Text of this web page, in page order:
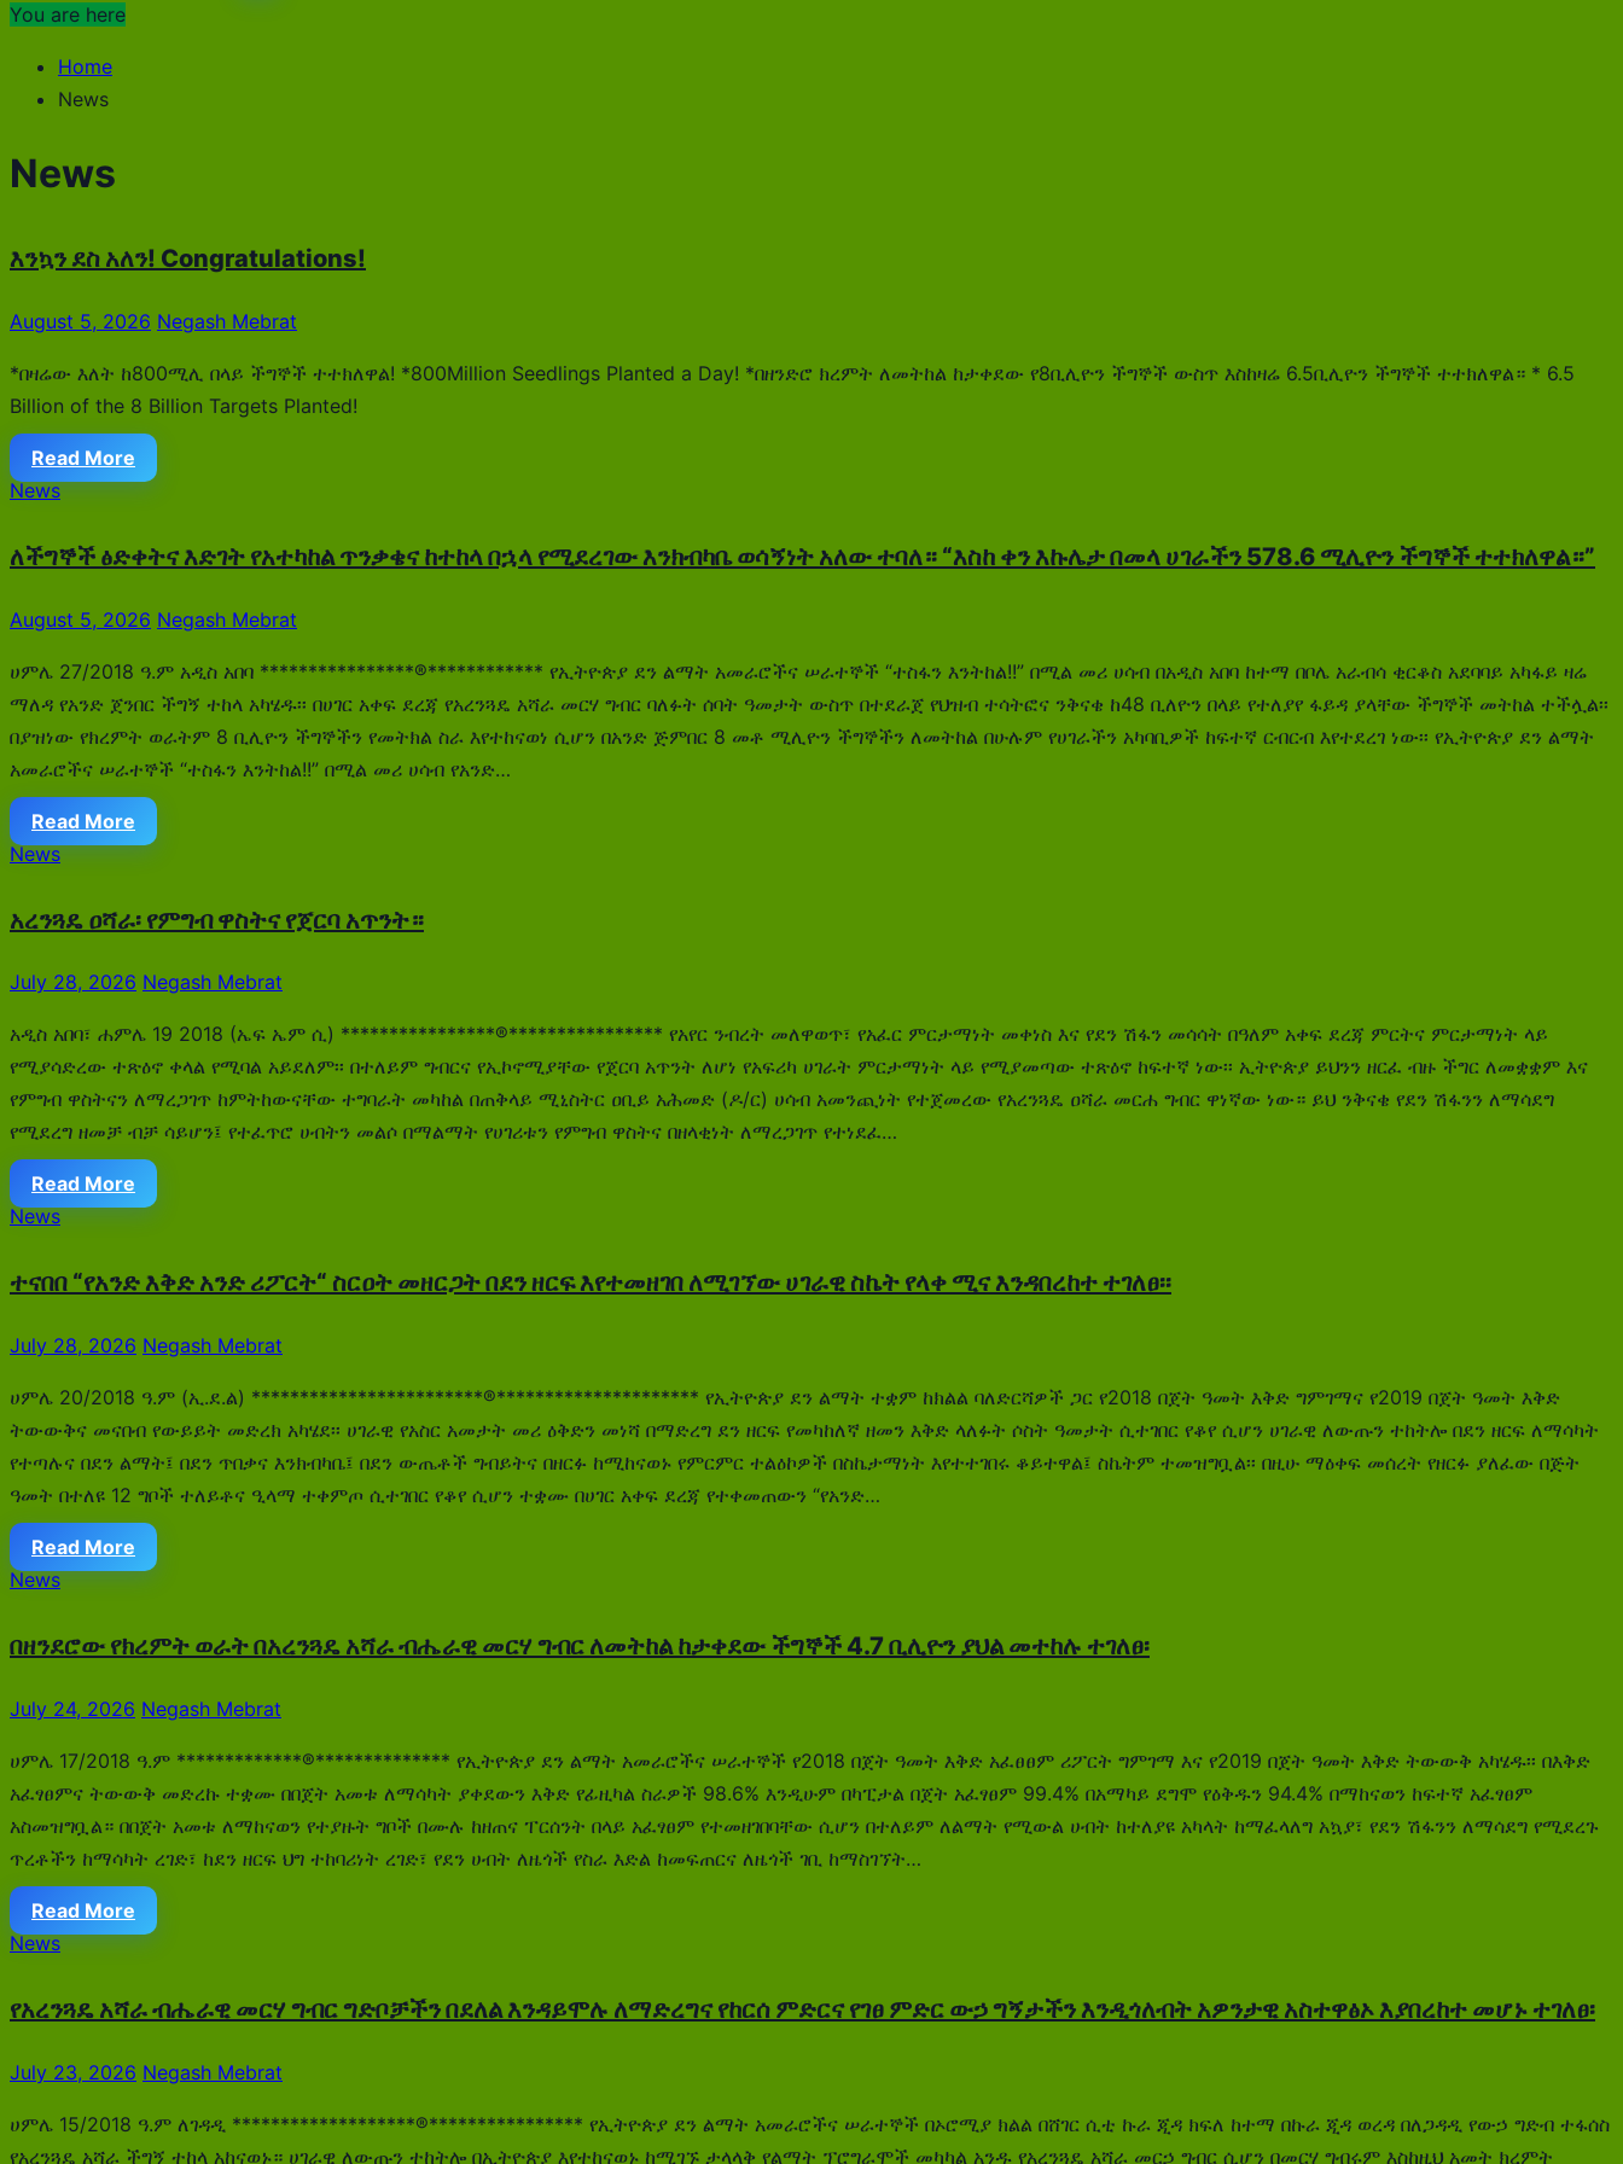
You are here
Home
News
News
እንኳን ደስ አለን! Congratulations!
August 5, 2026 Negash Mebrat
*በዛሬው እለት ከ800ሚሊ በላይ ችግኞች ተተክለዋል! *800Million Seedlings Planted a Day! *በዘንድሮ ክረምት ለመትከል ከታቀደው የ8ቢሊዮን ችግኞች ውስጥ እስከዛሬ 6.5ቢሊዮን ችግኞች ተተክለዋል። * 6.5
Billion of the 8 Billion Targets Planted!
Read More
News
ለችግኞች ፅድቀትና እድገት የአተካከል ጥንቃቄና ከተከላ በኋላ የሚደረገው እንክብካቤ ወሳኝነት አለው ተባለ። “እስከ ቀን እኩሌታ በመላ ሀገራችን 578.6 ሚሊዮን ችግኞች ተተክለዋል።”
August 5, 2026 Negash Mebrat
ሀምሌ 27/2018 ዓ.ም አዲስ አበባ ****************®************ የኢትዮጵያ ደን ልማት አመራሮችና ሠራተኞች “ተስፋን እንትከል!!” በሚል መሪ ሀሳብ በአዲስ አበባ ከተማ በቦሌ አራብሳ ቂርቆስ አደባባይ አካፋይ ዛሬ
ማለዳ የአንድ ጀንበር ችግኝ ተከላ አካሄዱ፡፡ በሀገር አቀፍ ደረጃ የአረንጓዴ አሻራ መርሃ ግብር ባለፉት ሰባት ዓመታት ውስጥ በተደራጀ የህዝብ ተሳትፎና ንቅናቄ ከ48 ቢለዮን በላይ የተለያየ ፋይዳ ያላቸው ችግኞች መትከል ተችሏል፡፡
በያዝነው የክረምት ወራትም 8 ቢሊዮን ችግኞችን የመትክል ስራ እየተከናወነ ሲሆን በአንድ ጅምበር 8 መቶ ሚሊዮን ችግኞችን ለመትከል በሁሉም የሀገራችን አካባቢዎች ከፍተኛ ርብርብ እየተደረገ ነው፡፡ የኢትዮጵያ ደን ልማት
አመራሮችና ሠራተኞች “ተስፋን እንትከል!!” በሚል መሪ ሀሳብ የአንድ…
Read More
News
አረንጓዴ ዐሻራ፡ የምግብ ዋስትና የጀርባ አጥንት።
July 28, 2026 Negash Mebrat
አዲስ አበባ፣ ሐምሌ 19 2018 (ኤፍ ኤም ሲ) ****************®**************** የአየር ንብረት መለዋወጥ፣ የአፈር ምርታማነት መቀነስ እና የደን ሽፋን መሳሳት በዓለም አቀፍ ደረጃ ምርትና ምርታማነት ላይ
የሚያሳድረው ተጽዕኖ ቀላል የሚባል አይደለም፡፡ በተለይም ግብርና የኢኮኖሚያቸው የጀርባ አጥንት ለሆነ የአፍሪካ ሀገራት ምርታማነት ላይ የሚያመጣው ተጽዕኖ ከፍተኛ ነው፡፡ ኢትዮጵያ ይህንን ዘርፈ ብዙ ችግር ለመቋቋም እና
የምግብ ዋስትናን ለማረጋገጥ ከምትከውናቸው ተግባራት መካከል በጠቅላይ ሚኒስትር ዐቢይ አሕመድ (ዶ/ር) ሀሳብ አመንጪነት የተጀመረው የአረንጓዴ ዐሻራ መርሐ ግብር ዋነኛው ነው። ይህ ንቅናቄ የደን ሽፋንን ለማሳደግ
የሚደረግ ዘመቻ ብቻ ሳይሆን፤ የተፈጥሮ ሀብትን መልሶ በማልማት የሀገሪቱን የምግብ ዋስትና በዘላቂነት ለማረጋገጥ የተነደፈ…
Read More
News
ተናበበ “የአንድ እቅድ አንድ ሪፖርት“ ስርዐት መዘርጋት በደን ዘርፍ እየተመዘገበ ለሚገኘው ሀገራዊ ስኬት የላቀ ሚና እንዳበረከተ ተገለፀ፡፡
July 28, 2026 Negash Mebrat
ሀምሌ 20/2018 ዓ.ም (ኢ.ደ.ል) ************************®********************* የኢትዮጵያ ደን ልማት ተቋም ከክልል ባለድርሻዎች ጋር የ2018 በጀት ዓመት እቅድ ግምገማና የ2019 በጀት ዓመት እቅድ
ትውውቅና መናበብ የውይይት መድረክ አካሄደ፡፡ ሀገራዊ የአስር አመታት መሪ ዕቅድን መነሻ በማድረግ ደን ዘርፍ የመካከለኛ ዘመን እቅድ ላለፉት ሶስት ዓመታት ሲተገበር የቆየ ሲሆን ሀገራዊ ለውጡን ተከትሎ በደን ዘርፍ ለማሳካት
የተጣሉና በደን ልማት፤ በደን ጥበቃና እንክብካቤ፤ በደን ውጤቶች ግብይትና በዘርፉ ከሚከናወኑ የምርምር ተልዕኮዎች በስኬታማነት እየተተገበሩ ቆይተዋል፤ ስኬትም ተመዝግቧል፡፡ በዚሁ ማዕቀፍ መሰረት የዘርፉ ያለፈው በጅት
ዓመት በተለዩ 12 ግቦች ተለይቶና ዒላማ ተቀምጦ ሲተገበር የቆየ ሲሆን ተቋሙ በሀገር አቀፍ ደረጃ የተቀመጠውን “የአንድ…
Read More
News
በዘንደሮው የክረምት ወራት በአረንጓዴ አሻራ ብሔራዊ መርሃ ግብር ለመትከል ከታቀደው ችግኞች 4.7 ቢሊዮን ያህል መተከሉ ተገለፀ፡
July 24, 2026 Negash Mebrat
ሀምሌ 17/2018 ዓ.ም *************®************** የኢትዮጵያ ደን ልማት አመራሮችና ሠራተኞች የ2018 በጀት ዓመት እቅድ አፈፀፀም ሪፖርት ግምገማ እና የ2019 በጀት ዓመት እቅድ ትውውቅ አካሄዱ፡፡ በእቅድ
አፈፃፀምና ትውውቅ መድረኩ ተቋሙ በበጀት አመቱ ለማሳካት ያቀደውን እቅድ የፊዚካል ስራዎች 98.6% እንዲሁም በካፒታል በጀት አፈፃፀም 99.4% በአማካይ ደግሞ የዕቅዱን 94.4% በማከናወን ከፍተኛ አፈፃፀም
አስመዝግቧል። በበጀት አመቱ ለማከናወን የተያዙት ግቦች በሙሉ ከዘጠና ፐርሰንት በላይ አፈፃፀም የተመዘገበባቸው ሲሆን በተለይም ለልማት የሚውል ሀብት ከተለያዩ አካላት ከማፈላለግ አኳያ፣ የደን ሽፋንን ለማሳደግ የሚደረጉ
ጥረቶችን ከማሳካት ረገድ፣ ከደን ዘርፍ ህግ ተከባሪነት ረገድ፣ የደን ሀብት ለዜጎች የስራ እድል ከመፍጠርና ለዜጎች ገቢ ከማስገኘት…
Read More
News
የአረንጓዴ አሻራ ብሔራዊ መርሃ ግብር ግድቦቻችን በደለል እንዳይሞሉ ለማድረግና የከርሰ ምድርና የገፀ ምድር ውኃ ግኝታችን እንዲጎለብት አዎንታዊ አስተዋፅኦ እያበረከተ መሆኑ ተገለፀ፡
July 23, 2026 Negash Mebrat
ሀምሌ 15/2018 ዓ.ም ለገዳዲ *******************®**************** የኢትዮጵያ ደን ልማት አመራሮችና ሠራተኞች በኦሮሚያ ክልል በሸገር ሲቲ ኩራ ጂዳ ክፍለ ከተማ በኩራ ጂዳ ወረዳ በለጋዳዲ የውኃ ግድብ ተፋሰስ
የአረንጓዴ አሻራ ችግኝ ተከላ አከናወኑ። ሀገራዊ ለውጡን ተከትሎ በኢትዮጵያ እየተከናወኑ ከሚገኙ ታላላቅ የልማት ፕሮግራሞች መካካል አንዱ የአረንጓዴ አሻራ መርኃ ግብር ሲሆን በመርሃ ግብሩም እስከዚህ አመት ክረምት